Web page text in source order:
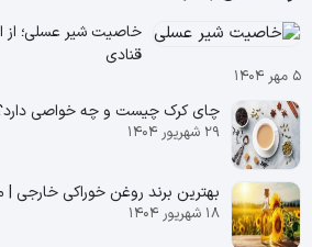
خاصیت شیر عسلی؛ از
قنادی
۵ مهر ۱۴۰۴
چای کرک چیست و چه خواصی
۲۹ شهریور ۱۴۰۴
بهترین برند روغن خوراکی خارجی |
۱۸ شهریور ۱۴۰۴